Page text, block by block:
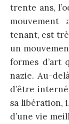
trente ans,
tenant, est
un
formes d’art
nazie. Au-
d’être
sa libération,
d’une vie